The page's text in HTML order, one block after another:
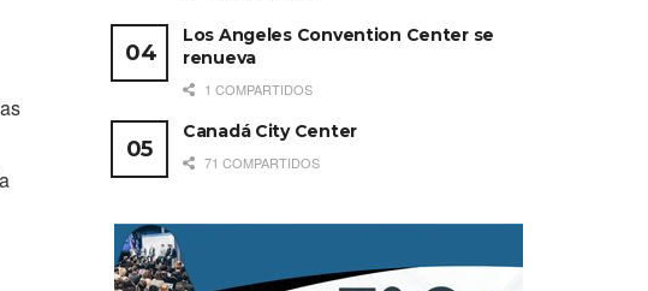
Los Angeles Convention Center se
renueva
1 COMPARTIDOS
Canadá City Center
71 COMPARTIDOS